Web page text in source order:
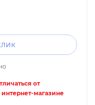
от
магазине